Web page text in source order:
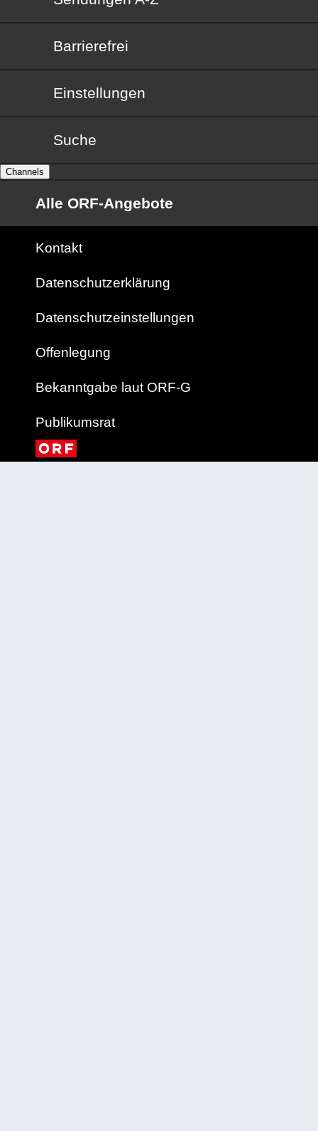
Barrierefrei
Barrierefrei
Einstellungen
Suche
Channels
Alle ORF-Angebote
Kontakt
Datenschutzerklärung
Datenschutzeinstellungen
Offenlegung
Bekanntgabe laut ORF-G
Publikumsrat